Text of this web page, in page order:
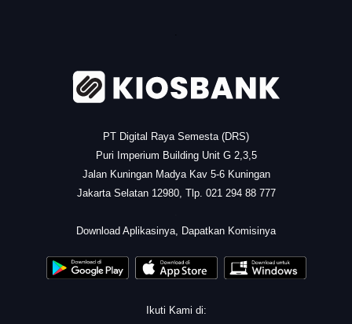
PT Digital Raya Semesta (DRS)
Puri Imperium Building Unit G 2,3,5
Jalan Kuningan Madya Kav 5-6 Kuningan
Jakarta Selatan 12980, Tlp. 021 294 88 777
Download Aplikasinya, Dapatkan Komisinya
Ikuti Kami di: